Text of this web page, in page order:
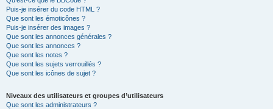
Puis-je insérer du code HTML ?
Que sont les émoticônes ?
Puis-je insérer des images ?
Que sont les annonces générales ?
Que sont les annonces ?
Que sont les notes ?
Que sont les sujets verrouillés ?
Que sont les icônes de sujet ?
Niveaux des utilisateurs et groupes d’utilisateurs
Que sont les administrateurs ?